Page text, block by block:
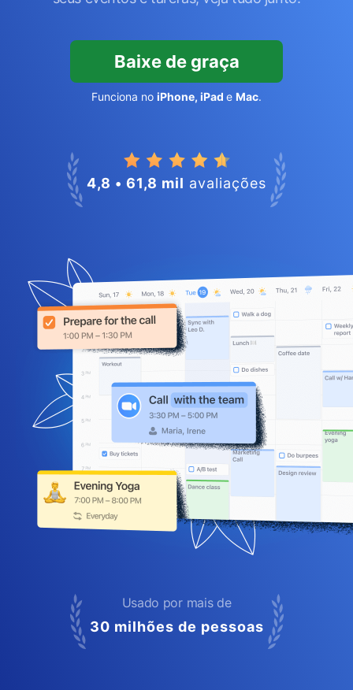
Baixe de graça
Funciona no iPhone, iPad e Mac.
4,8 • 61,8 mil avaliações
Usado por mais de
30 milhões de pessoas